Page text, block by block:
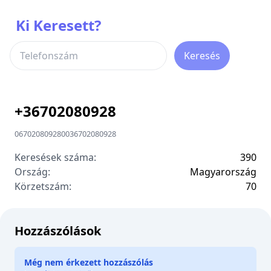
Ki Keresett?
Keresés
+36702080928
067020809280036702080928
Keresések száma:
390
Ország:
Magyarország
Körzetszám:
70
Hozzászólások
Még nem érkezett hozzászólás